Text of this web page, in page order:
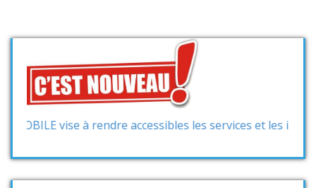
vise à rendre accessibles les services et les